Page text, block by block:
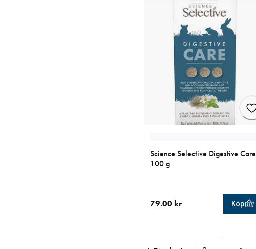
Science Selective Digestive Care
100 g
79.00 kr Köp